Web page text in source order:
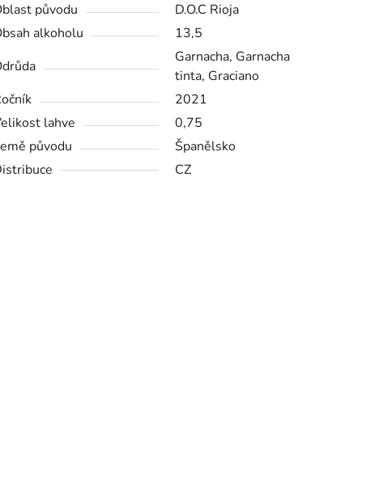
původu
D.O.C Rioja
alkoholu
13,5
Garnacha, Garnacha
tinta, Graciano
2021
lahve
0,75
původu
Španělsko
CZ